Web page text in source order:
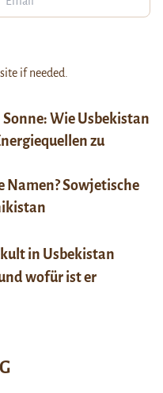
Wie Usbekistan
zu
Namen? Sowjetische
in Usbekistan
wofür ist er
if needed.